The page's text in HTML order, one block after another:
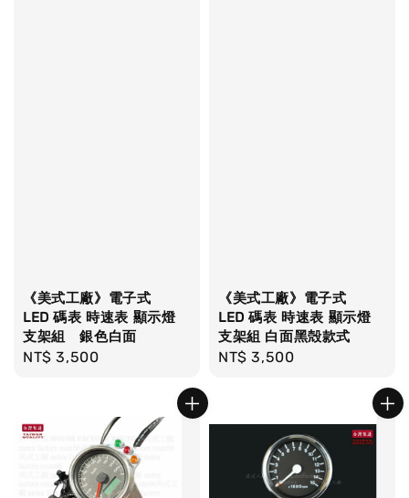
《美式工廠》電子式
LED 碼表 時速表 顯示燈
支架組 銀色白面
Regular
NT$ 3,500
《美式工廠》電子式
LED 碼表 時速表 顯示燈
支架組 白面黑殻款式
Regular
NT$ 3,500